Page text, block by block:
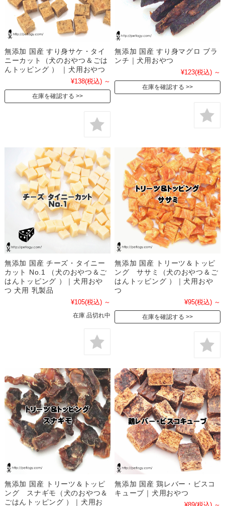
無添加 国産 すり身サケ・タイ
ニーカット（犬のおやつ＆ごは
んトッピング ） ｜犬用おやつ
¥138(税込) ～
在庫を確認する
無添加 国産 すり身マグロ ブラ
ンチ｜犬用おやつ
¥123(税込) ～
在庫を確認する
無添加 国産 チーズ・タイニー
カット No.1 （犬のおやつ＆ご
はんトッピング ）｜犬用おや
つ 犬用 乳製品
¥105(税込) ～
在庫 品切れ中
無添加 国産 トリーツ＆トッピ
ング ササミ（犬のおやつ＆ご
はんトッピング ）｜犬用おや
つ
¥95(税込) ～
在庫を確認する
無添加 国産 トリーツ＆トッピ
ング スナギモ（犬のおやつ＆
ごはんトッピング ）｜犬用お
無添加 国産 鶏レバー・ビスコ
キューブ｜犬用おやつ